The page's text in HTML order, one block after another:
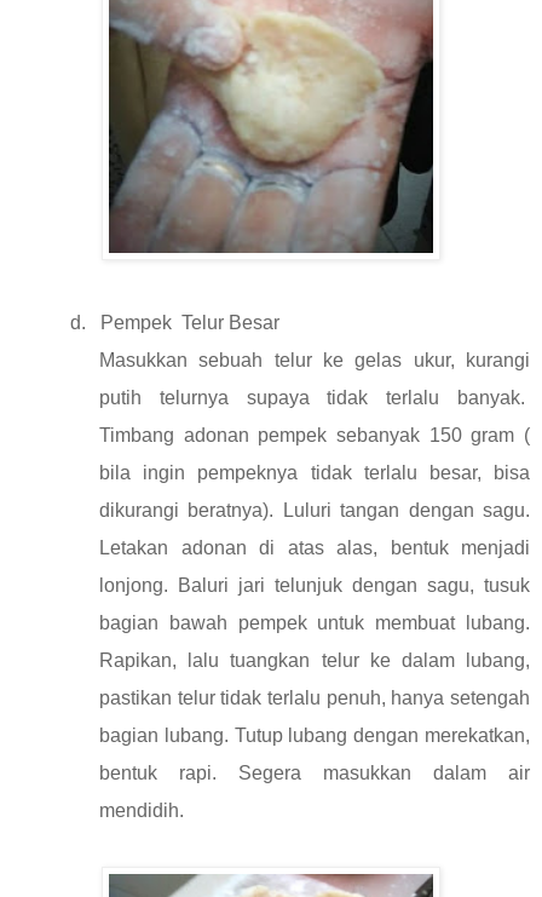
d. Pempek Telur Besar
Masukkan sebuah telur ke gelas ukur, kurangi
putih telurnya supaya tidak terlalu banyak.
Timbang adonan pempek sebanyak 150 gram (
bila ingin pempeknya tidak terlalu besar, bisa
dikurangi beratnya). Luluri tangan dengan sagu.
Letakan adonan di atas alas, bentuk menjadi
lonjong. Baluri jari telunjuk dengan sagu, tusuk
bagian bawah pempek untuk membuat lubang.
Rapikan, lalu tuangkan telur ke dalam lubang,
pastikan telur tidak terlalu penuh, hanya setengah
bagian lubang. Tutup lubang dengan merekatkan,
bentuk rapi. Segera masukkan dalam air
mendidih.